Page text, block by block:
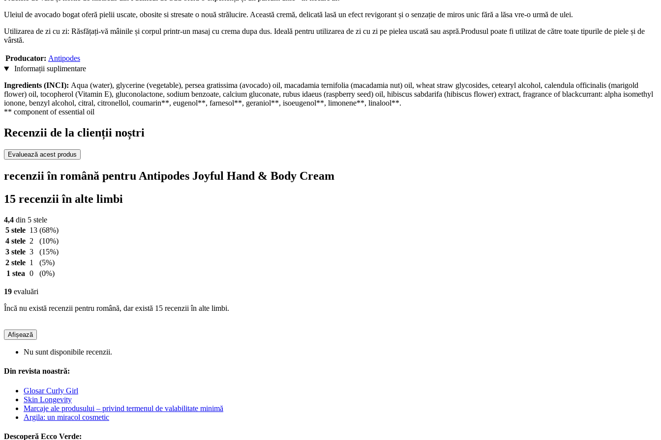
Uleiul de avocado bogat oferă pielii uscate, obosite si stresate o nouă strălucire. Această cremă, delicată lasă un efect revigorant și o senzație de miros unic fără a lăsa vre-o urmă de ulei.
Utilizarea de zi cu zi: Răsfățați-vă mâinile și corpul printr-un masaj cu crema dupa dus. Ideală pentru utilizarea de zi cu zi pe pielea uscată sau aspră.Produsul poate fi utilizat de către toate tipurile de piele și de
vârstă.
Producator: Antipodes
Informații suplimentare
Ingredients (INCI): Aqua (water), glycerine (vegetable), persea gratissima (avocado) oil, macadamia ternifolia (macadamia nut) oil, wheat straw glycosides, cetearyl alcohol, calendula officinalis (marigold
flower) oil, tocopherol (Vitamin E), gluconolactone, sodium benzoate, calcium gluconate, rubus idaeus (raspberry seed) oil, hibiscus sabdarifa (hibiscus flower) extract, fragrance of blackcurrant: alpha isomethyl
ionone, benzyl alcohol, citral, citronellol, coumarin**, eugenol**, farnesol**, geraniol**, isoeugenol**, limonene**, linalool**.
** component of essential oil
Recenzii de la clienții noștri
Evaluează acest produs
recenzii în română pentru Antipodes Joyful Hand & Body Cream
15 recenzii în alte limbi
4,4 din 5 stele
5 stele 13 (68%)
4 stele 2
(10%)
3 stele 3
(15%)
2 stele 1
(5%)
1 stea 0 (0%)
19 evaluări
Încă nu există recenzii pentru română, dar există 15 recenzii în alte limbi.
Afișează
Nu sunt disponibile recenzii.
Din revista noastră:
Glosar Curly Girl
Skin Longevity
Marcaje ale produsului – privind termenul de valabilitate minimă
Argila: un miracol cosmetic
Descoperă Ecco Verde: